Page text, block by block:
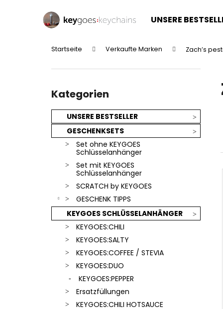
UNSERE
Startseite Verkaufte Marken Zach’s
überspringen
Kategorien
UNSERE BESTSELLER
GESCHENKSETS
Set ohne KEYGOES
Schlüsselanhänger
Set mit KEYGOES
Schlüsselanhänger
SCRATCH by KEYGOES
GESCHENK TIPPS
KEYGOES SCHLÜSSELANHÄNGER
KEYGOES:CHILI
KEYGOES:SALTY
KEYGOES:COFFEE / STEVIA
KEYGOES:DUO
KEYGOES:PEPPER
Ersatzfüllungen
KEYGOES:CHILI HOTSAUCE
Zurück
Einkaufen
Zurück
Einkaufen
SILBERNER KEYGOES:CHILI - EDELSTAHL
SCHLÜSSELANHÄNGER
€18,90